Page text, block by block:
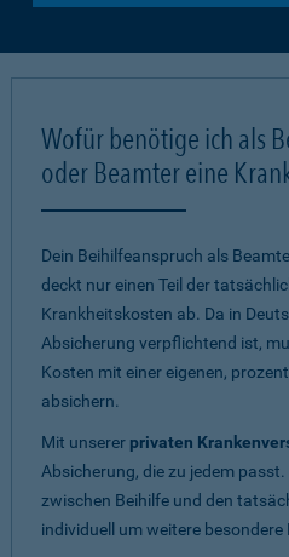
Wofür benötige ich als
oder Beamter eine
Dein Beihilfeanspruch als
deckt nur einen Teil der
Krankheitskosten ab. Da in
Absicherung verpflichtend ist,
Kosten mit einer eigenen,
absichern.
Mit unserer privaten
Absicherung, die zu jedem
zwischen Beihilfe und den
individuell um weitere